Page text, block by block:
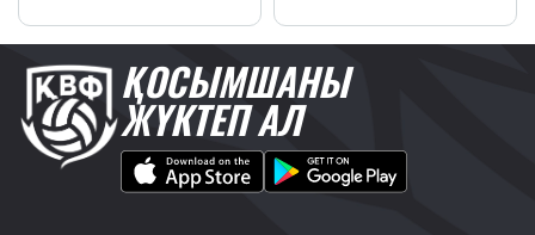
ҚОСЫМШАНЫ
ЖҮКТЕП АЛ